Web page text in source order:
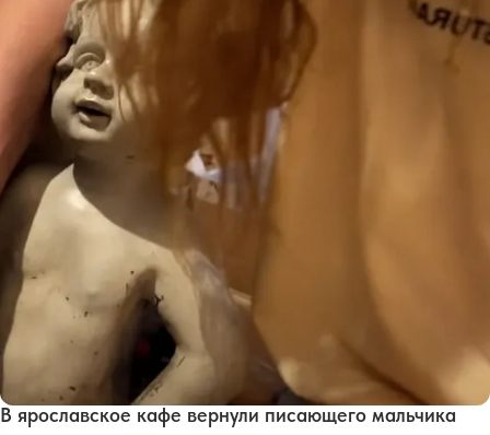
В ярославское кафе вернули писающего мальчика